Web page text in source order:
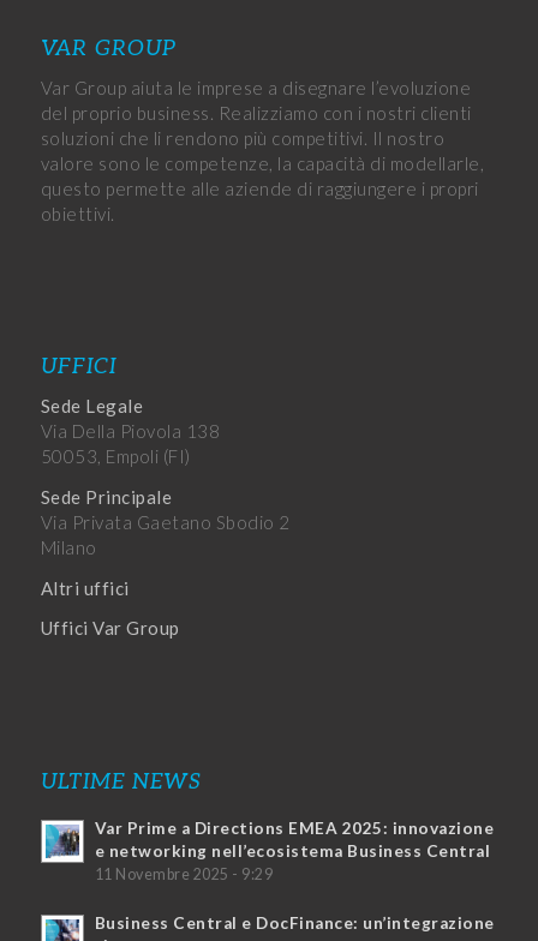
VAR GROUP
Var Group aiuta le imprese a disegnare l’evoluzione
del proprio business. Realizziamo con i nostri clienti
soluzioni che li rendono più competitivi. Il nostro
valore sono le competenze, la capacità di modellarle,
questo permette alle aziende di raggiungere i propri
obiettivi.
UFFICI
Sede Legale
Via Della Piovola 138
50053, Empoli (FI)
Sede Principale
Via Privata Gaetano Sbodio 2
Milano
Altri uffici
Uffici Var Group
ULTIME NEWS
Var Prime a Directions EMEA 2025: innovazione
e networking nell’ecosistema Business Central
11 Novembre 2025 - 9:29
Business Central e DocFinance: un’integrazione